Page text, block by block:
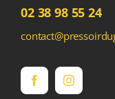
02 38 98 55 24